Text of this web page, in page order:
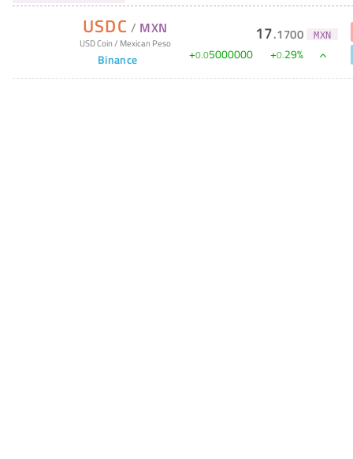
USDC / MXN
USD Coin/ Mexican Peso
Binance
17.1700 MXN
+0.05000000 +0.29%